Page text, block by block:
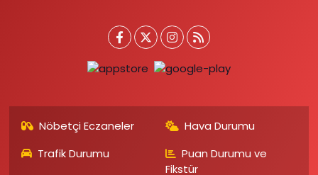
Nöbetçi Eczaneler
Hava Durumu
Trafik Durumu
Puan Durumu ve
Fikstür